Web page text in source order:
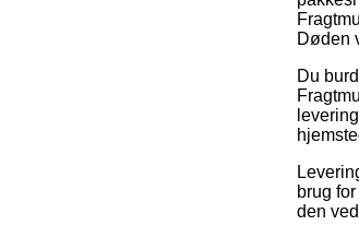
Døden
Du
brug
den